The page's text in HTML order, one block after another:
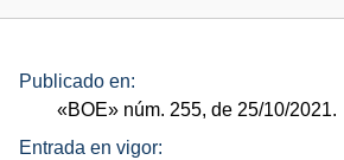
Publicado en:
«BOE» núm. 255, de 25/10/2021.
Entrada en vigor: